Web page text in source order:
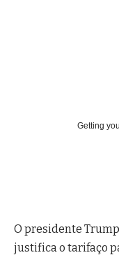
Getting
O presidente
justifica o tarifaço